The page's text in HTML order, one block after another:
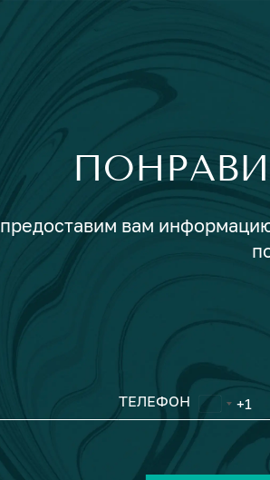
предоставим вам
ТЕЛЕФОН